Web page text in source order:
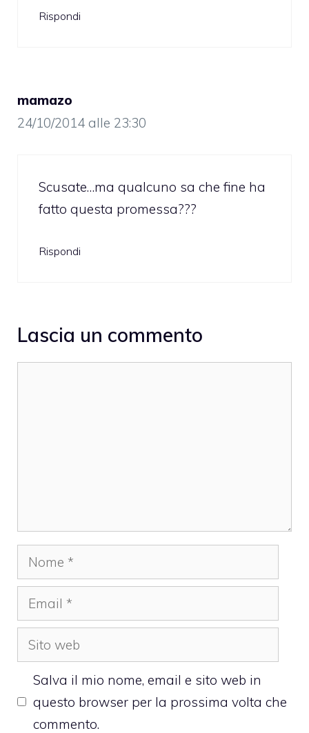
Rispondi
mamazo
24/10/2014 alle 23:30
Scusate…ma qualcuno sa che fine ha
fatto questa promessa???
Rispondi
Lascia un commento
Nome
Email
Sito
web
Salva il mio nome, email e sito web in
questo browser per la prossima volta che
commento.